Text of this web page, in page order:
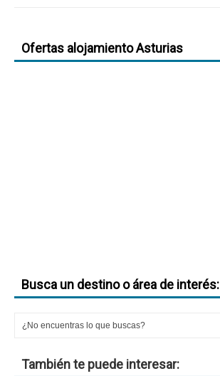
Ofertas alojamiento Asturias
Busca un destino o área de interés:
También te puede interesar: